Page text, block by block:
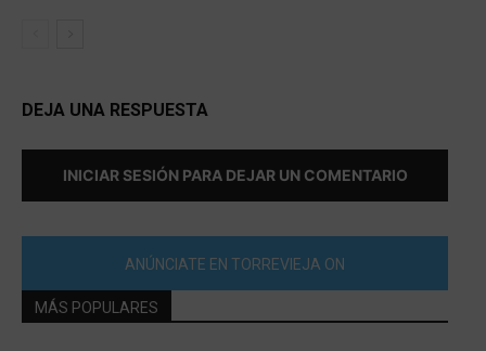
DEJA UNA RESPUESTA
INICIAR SESIÓN PARA DEJAR UN COMENTARIO
ANÚNCIATE EN TORREVIEJA ON
MÁS POPULARES